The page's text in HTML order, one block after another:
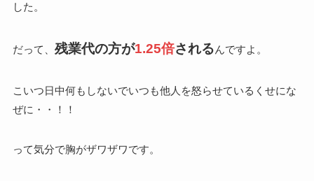
した。
だって、 残業代の方が1.25倍されるんですよ。
こいつ日中何もしないでいつも他人を怒らせているくせにな
ぜに・・！！
って気分で胸がザワザワです。